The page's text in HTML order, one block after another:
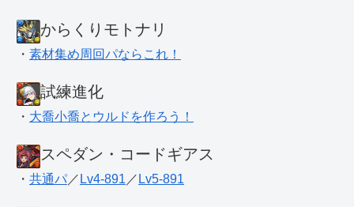
からくりモトナリ
・ 素材集め周回パならこれ！
試練進化
・ 大喬小喬とウルドを作ろう！
スペダン・コードギアス
・ 共通パ ／ Lv4-891 ／ Lv5-891